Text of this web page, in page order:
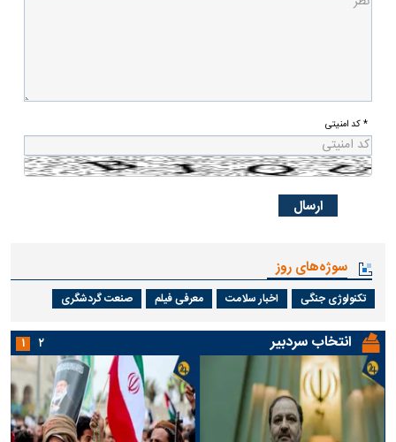
* کد امنیتی
سوژه‌های روز
تکنولوژی جنگی اخبار سلامت معرفی فیلم صنعت گردشگری
انتخاب سردبیر ۱ ۲